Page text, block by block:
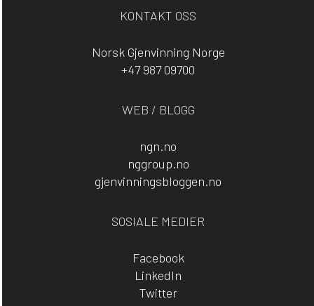
KONTAKT OSS
Norsk Gjenvinning Norge
+47 987 09700
WEB / BLOGG
ngn.no
nggroup.no
gjenvinningsbloggen.no
SOSIALE MEDIER
Facebook
LinkedIn
Twitter